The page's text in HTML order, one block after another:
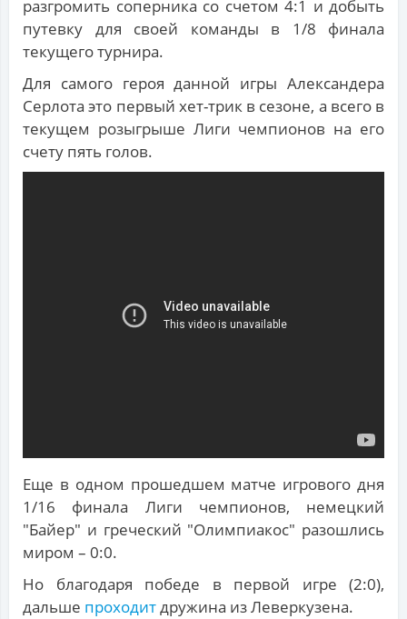
разгромить соперника со счетом 4:1 и добыть
путевку для своей команды в 1/8 финала
текущего турнира.
Для самого героя данной игры Александера
Серлота это первый хет-трик в сезоне, а всего в
текущем розыгрыше Лиги чемпионов на его
счету пять голов.
Еще в одном прошедшем матче игрового дня
1/16 финала Лиги чемпионов, немецкий
"Байер" и греческий "Олимпиакос" разошлись
миром – 0:0.
Но благодаря победе в первой игре (2:0),
дальше проходитдружина из Леверкузена.